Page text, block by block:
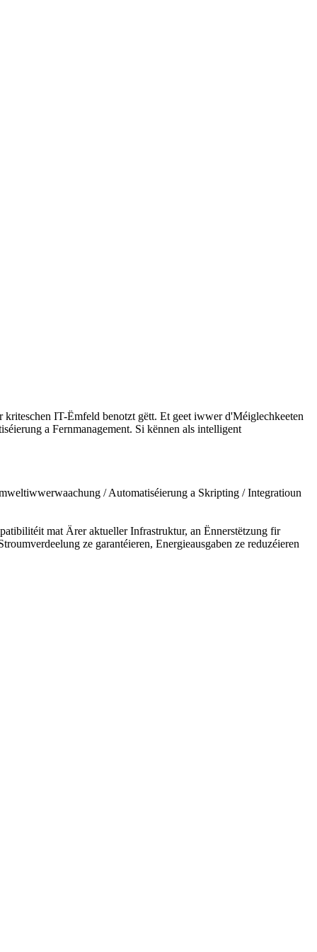
kriteschen IT-Ëmfeld benotzt gëtt. Et geet iwwer d'Méiglechkeeten
a Fernmanagement. Si kënnen als intelligent
/ Automatiséierung a Skripting / Integratioun
mat Ärer aktueller Infrastruktur, an Ënnerstëtzung fir
ze garantéieren, Energieausgaben ze reduzéieren